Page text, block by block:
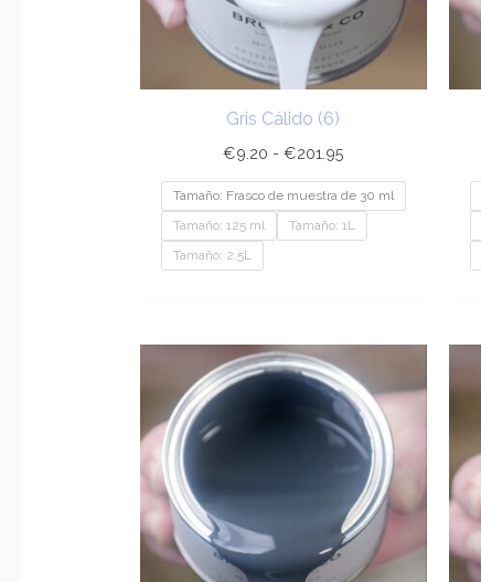
Gris Cálido (6)
€9.20 - €201.95
Tamaño: Frasco de muestra de 30 ml
Tamaño: 125 ml
Tamaño: 1L
Tamaño: 2,5L
de
precios:
desde
€9.20
hasta
€201.95